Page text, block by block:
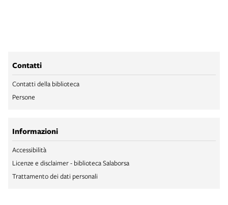
Contatti
Contatti della biblioteca
Persone
Informazioni
Accessibilità
Licenze e disclaimer - biblioteca Salaborsa
Trattamento dei dati personali